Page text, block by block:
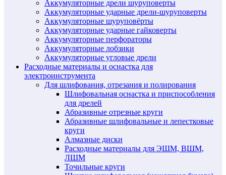
Аккумуляторные дрели шуруповерты
Аккумуляторные ударные дрели-шуруповерты
Аккумуляторные шуруповёрты
Аккумуляторные ударные гайковерты
Аккумуляторные перфораторы
Аккумуляторные лобзики
Аккумуляторные угловые дрели
Расходные материалы и оснастка для
электроинструмента
Для шлифования, отрезания и полирования
Шлифовальная оснастка и приспособления
для дрелей
Абразивные отрезные круги
Абразивные шлифовальные и лепестковые
круги
Алмазные диски
Расходные материалы для ЭШМ, ВШМ,
ЛШМ
Точильные круги